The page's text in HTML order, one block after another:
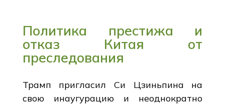
Политика престижа и
отказ Китая от
преследования
Трамп пригласил Си Цзиньпина на
свою инаугурацию и неоднократно